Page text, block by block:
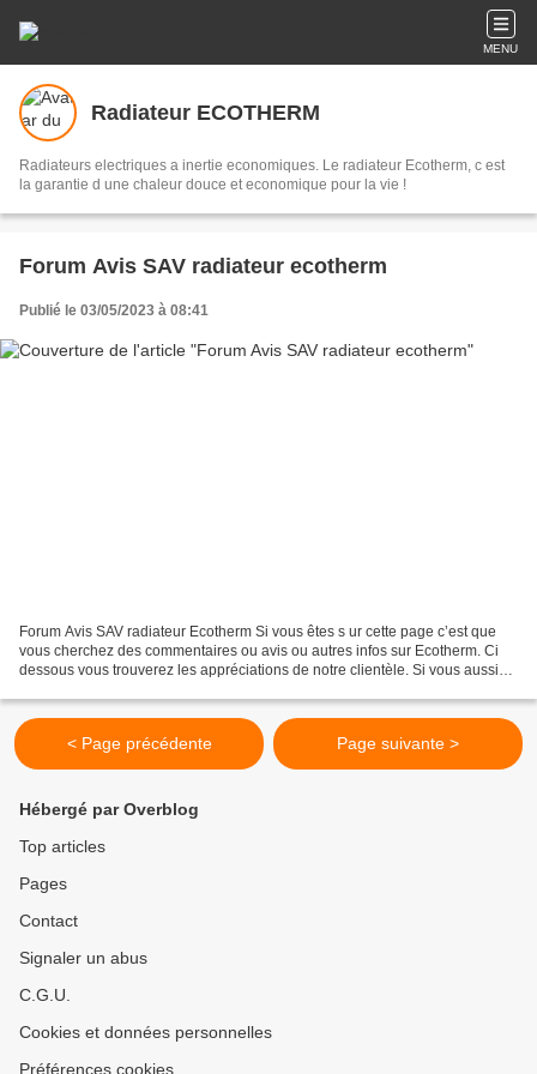
MENU
Radiateur ECOTHERM
Radiateurs electriques a inertie economiques. Le radiateur Ecotherm, c est
la garantie d une chaleur douce et economique pour la vie !
Forum Avis SAV radiateur ecotherm
Publié le 03/05/2023 à 08:41
Forum Avis SAV radiateur Ecotherm Si vous êtes s ur cette page c’est que
vous cherchez des commentaires ou avis ou autres infos sur Ecotherm. Ci
dessous vous trouverez les appréciations de notre clientèle. Si vous aussi
< Page précédente Page suivante >
Hébergé par Overblog
Top articles
Pages
Contact
Signaler un abus
C.G.U.
Cookies et données personnelles
Préférences cookies